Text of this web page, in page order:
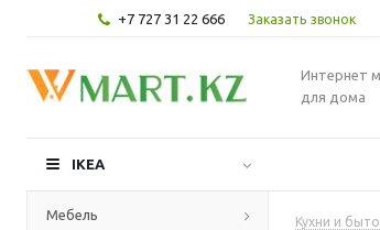
+7 727 31 22 666 Заказать звонок
Интернет
для дома
IKEA
Мебель Кухни и